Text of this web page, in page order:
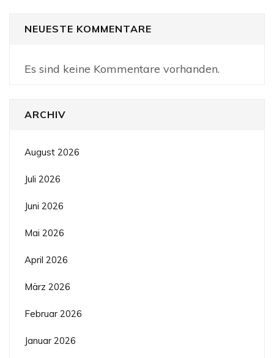
NEUESTE KOMMENTARE
Es sind keine Kommentare vorhanden.
ARCHIV
August 2026
Juli 2026
Juni 2026
Mai 2026
April 2026
März 2026
Februar 2026
Januar 2026